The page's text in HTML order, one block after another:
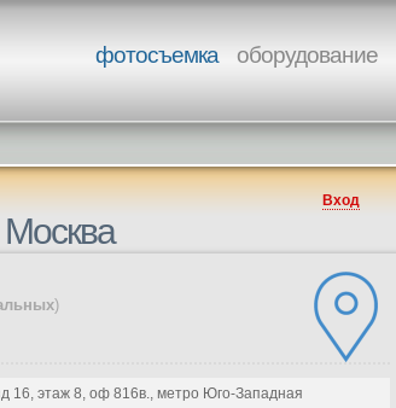
фотосъемка оборудование
Вход
)
16, этаж 8, оф 816в., метро Юго-Западная